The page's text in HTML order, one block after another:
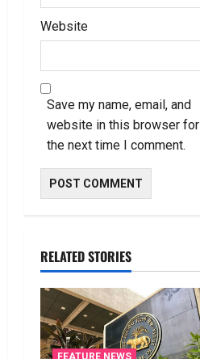
Website
Save my name, email, and
website in this browser for
the next time I comment.
RELATED STORIES
FEATURE NEWS